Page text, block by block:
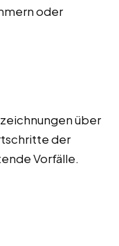
oder
über
der
Vorfälle.